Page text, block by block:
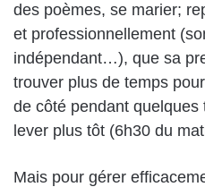
des poèmes, se marier;
et professionnellement
indépendant…), que sa
trouver plus de temps
de côté pendant
lever plus tôt (6h30 du
Mais pour gérer